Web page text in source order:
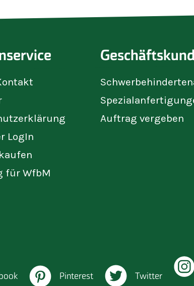
LogIn
für WfbM
Auftrag vergeben
Pinterest Twitter